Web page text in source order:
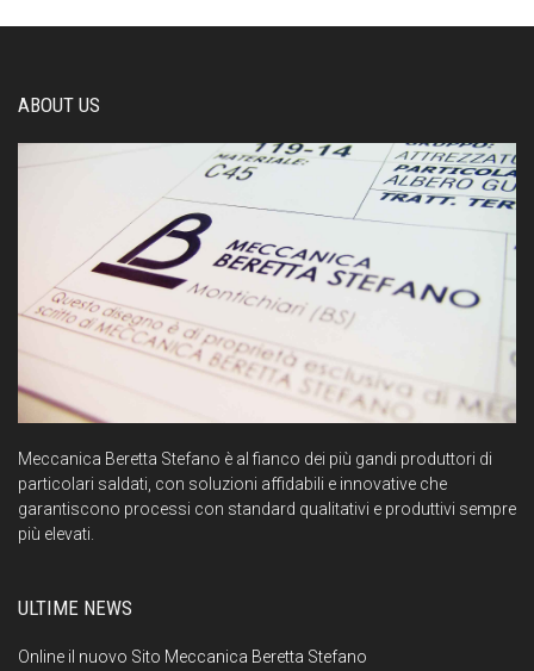
ABOUT US
Meccanica Beretta Stefano è al fianco dei più gandi produttori di
particolari saldati, con soluzioni affidabili e innovative che
garantiscono processi con standard qualitativi e produttivi sempre
più elevati.
ULTIME NEWS
Online il nuovo Sito Meccanica Beretta Stefano